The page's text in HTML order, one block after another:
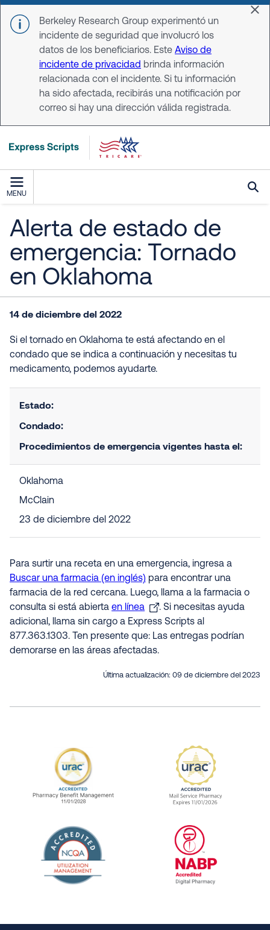
Skip to main content
Berkeley Research Group experimentó un
incidente de seguridad que involucró los
datos de los beneficiarios. Este Aviso de
incidente de privacidad brinda información
relacionada con el incidente. Si tu información
ha sido afectada, recibirás una notificación por
correo si hay una dirección válida registrada.
MENU
Alerta de estado de
emergencia: Tornado
en Oklahoma
14 de diciembre del 2022
Si el tornado en Oklahoma te está afectando en el
condado que se indica a continuación y necesitas tu
medicamento, podemos ayudarte.
Estado:
Condado:
Procedimientos de emergencia vigentes hasta el:
Oklahoma
McClain
23 de diciembre del 2022
Para surtir una receta en una emergencia, ingresa a
Buscar una farmacia (en inglés) para encontrar una
farmacia de la red cercana. Luego, llama a la farmacia o
consulta si está abierta en línea
. Si necesitas ayuda
adicional, llama sin cargo a Express Scripts al
877.363.1303. Ten presente que: Las entregas podrían
demorarse en las áreas afectadas.
Última actualización: 09 de diciembre del 2023
URAC Accredited Pharmacy Benefit
URAC